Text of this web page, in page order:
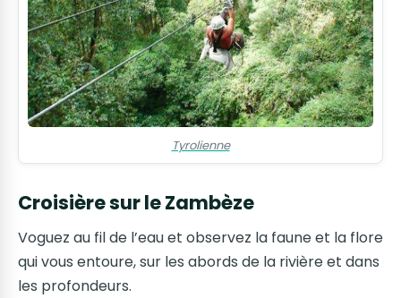
Tyrolienne
Croisière sur le Zambèze
Voguez au fil de l’eau et observez la faune et la flore
qui vous entoure, sur les abords de la rivière et dans
les profondeurs.